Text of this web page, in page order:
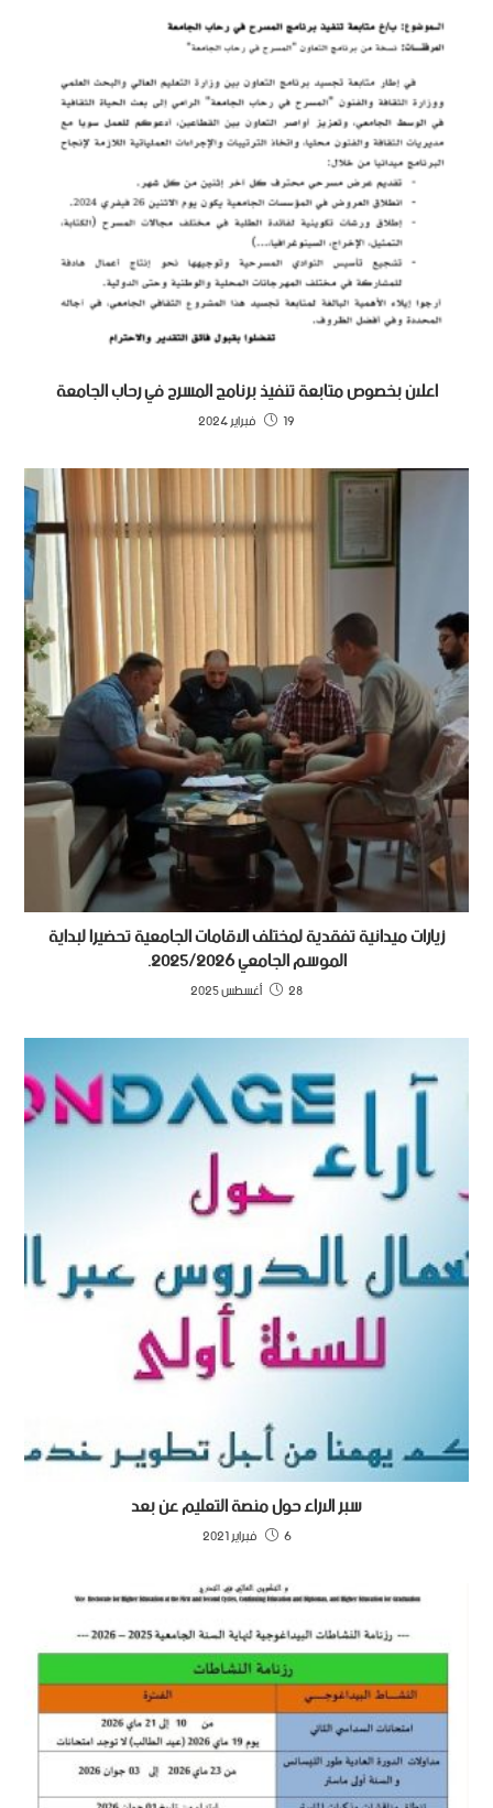
اعلان بخصوص متابعة تنفيذ برنامج المسرح في رحاب الجامعة
19 فبراير 2024
زيارات ميدانية تفقدية لمختلف الاقامات الجامعية تحضيرا لبداية
الموسم الجامعي 2025/2026.
28 أغسطس 2025
سبر الاراء حول منصة التعليم عن بعد
6 فبراير 2021